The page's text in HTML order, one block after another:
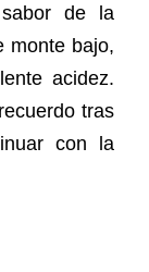
de la
monte bajo,
acidez.
tras
con la